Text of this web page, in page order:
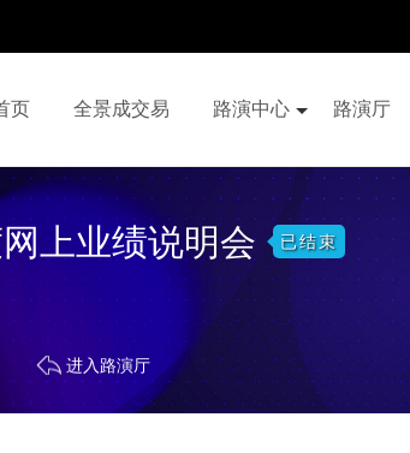
号 头条号 百家号 抖音号
页 全景成交易 路演中心 路演厅
上业绩说明会 已结束
进入路演厅